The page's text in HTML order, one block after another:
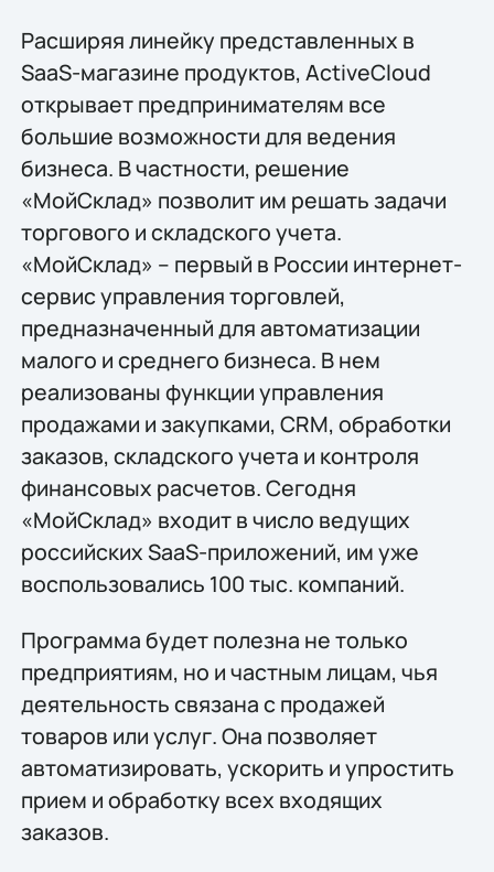
Расширяя линейку представленных в
SaaS-магазине продуктов, ActiveCloud
открывает предпринимателям все
большие возможности для ведения
бизнеса. В частности, решение
«МойСклад» позволит им решать задачи
торгового и складского учета.
«МойСклад» – первый в России интернет-
сервис управления торговлей,
предназначенный для автоматизации
малого и среднего бизнеса. В нем
реализованы функции управления
продажами и закупками, CRM, обработки
заказов, складского учета и контроля
финансовых расчетов. Сегодня
«МойСклад» входит в число ведущих
российских SaaS-приложений, им уже
воспользовались 100 тыс. компаний.
Программа будет полезна не только
предприятиям, но и частным лицам, чья
деятельность связана с продажей
товаров или услуг. Она позволяет
автоматизировать, ускорить и упростить
прием и обработку всех входящих
заказов.